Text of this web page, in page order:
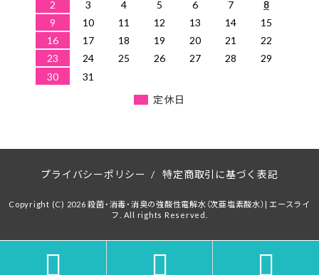
2
3 4 5 6 7
8
9
10 11 12 13 14
15
16
17 18 19 20 21
22
23
24 25 26 27 28
29
30
31
定休日
プライバシーポリシー / 特定商取引に基づく表記
Copyright (C) 2026 殺菌・消毒・消臭の強酸性電解水（次亜塩素酸水）| エースライ
フ. All rights Reserved.
  